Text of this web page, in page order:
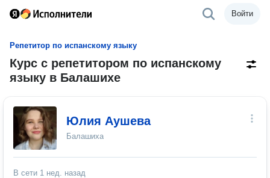
Войти
Репетитор по испанскому языку
Курс с репетитором по испанскому
языку в Балашихе
Юлия Аушева
Балашиха
В сети 1 нед. назад